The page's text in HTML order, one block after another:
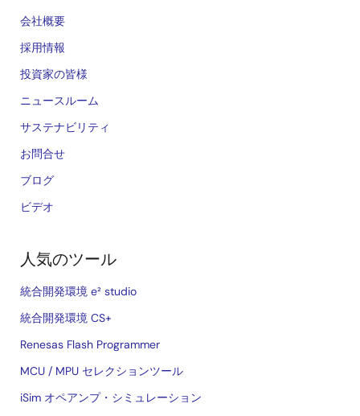
会社概要
採用情報
投資家の皆様
ニュースルーム
サステナビリティ
お問合せ
ブログ
ビデオ
人気のツール
統合開発環境 e² studio
統合開発環境 CS+
Renesas Flash Programmer
MCU / MPU セレクションツール
iSim オペアンプ・シミュレーション